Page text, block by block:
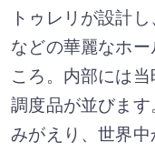
トゥレリが設計
などの華麗なホ
ころ。内部には
調度品が並びま
みがえり、世界中